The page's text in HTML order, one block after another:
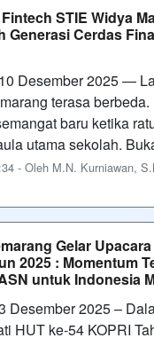
STIE Widya
Generasi Cerdas
Desember 2025 —
terasa
baru ketika
utama sekolah.
- Oleh M.N. Kurniawan,
Gelar
2025 : Momentum
untuk Indonesia
Desember 2025 –
HUT ke-54 KOPRI